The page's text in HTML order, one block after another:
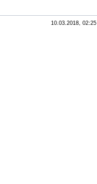
10.03.2018, 02:25